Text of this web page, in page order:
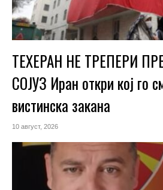
ТЕХЕРАН НЕ ТРЕПЕРИ
СОЈУЗ Иран откри кој го
вистинска закана
10 август, 2026